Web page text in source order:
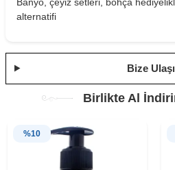
alternatifi
Bize
Birlikte Al
%10